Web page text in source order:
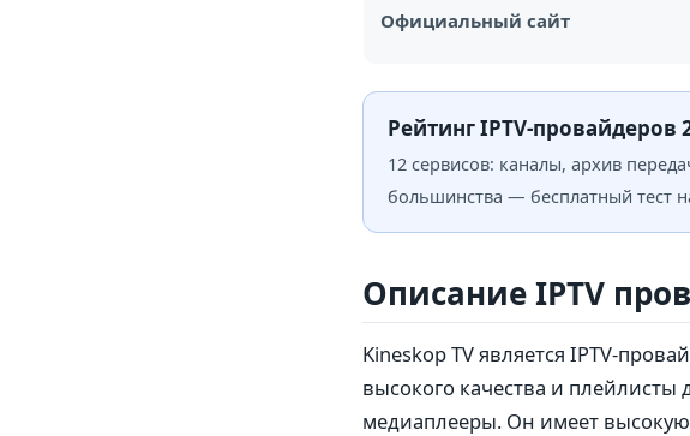
Официальный сайт
Рейтинг IPTV-провайдеров
12 сервисов: каналы, архив
большинства — бесплатный тест
Описание IPTV
Kineskop TV является IPTV-
высокого качества и плейлисты
медиаплееры. Он имеет